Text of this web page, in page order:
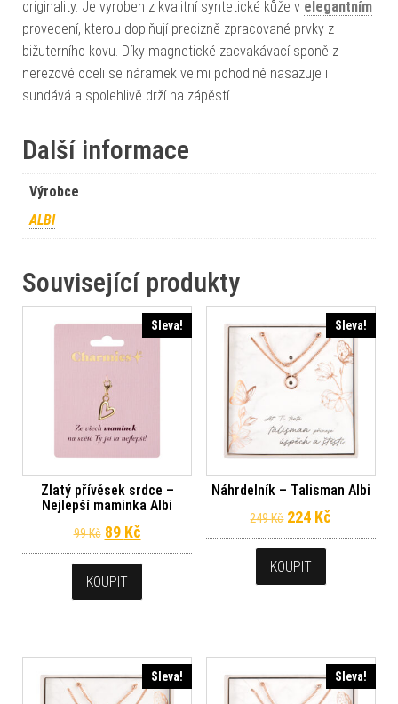
originality. Je vyroben z kvalitní syntetické kůže v elegantním
provedení, kterou doplňují precizně zpracované prvky z
bižuterního kovu. Díky magnetické zacvakávací sponě z
nerezové oceli se náramek velmi pohodlně nasazuje i
sundává a spolehlivě drží na zápěstí.
Další informace
Výrobce
ALBI
Související produkty
Sleva!
Zlatý přívěsek srdce –
Nejlepší maminka Albi
99Kč Původní cena byla: 99 Kč.
89 KčAktuální cena je: 89 Kč.
KOUPIT
Sleva!
Náhrdelník – Talisman Albi
249Kč Původní cena
224 Kč
KOUPIT
Sleva! Sleva!